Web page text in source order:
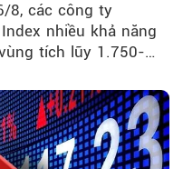
8, các công ty
nhiều khả năng
tích lũy 1.750-